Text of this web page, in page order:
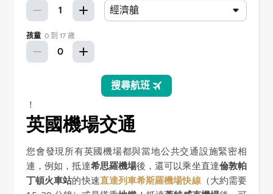
！
英國機場交通
您會發現所有英國機場都與當地公共交通設施緊密相
連，例如，抵達希思羅機場後，還可以乘坐直達倫敦帕
丁頓火車站的快速直達列車希斯羅機場快線（大約需要